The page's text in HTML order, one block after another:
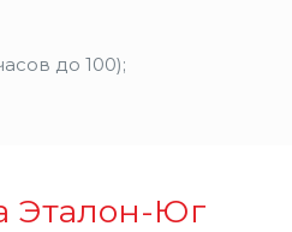
до 100);
Эталон-Юг